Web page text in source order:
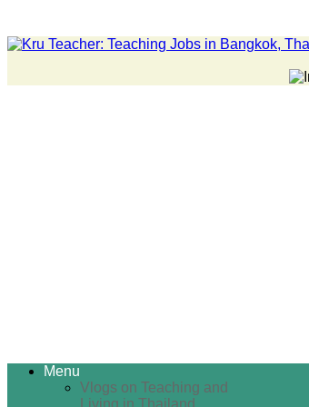
Menu
Vlogs on Teaching and
Living in Thailand